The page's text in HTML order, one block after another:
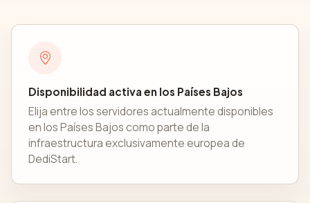
Disponibilidad activa en los Países Bajos
Elija entre los servidores actualmente disponibles
en los Países Bajos como parte de la
infraestructura exclusivamente europea de
DediStart.